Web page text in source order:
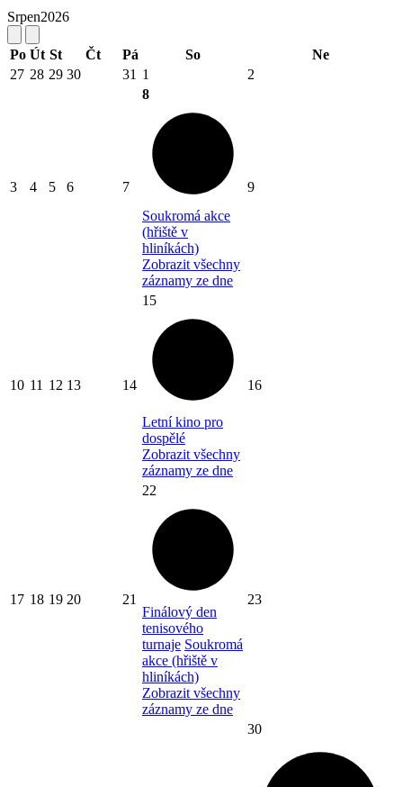
Srpen2026
Po Út St Čt Pá So
Ne
27 28 29 30 31 1 2
3 4 5 6 7
8
Soukromá akce
(hřiště v
hliníkách)
Zobrazit všechny
záznamy ze dne
9
10 11 12 13 14
15
Letní kino pro
dospělé
Zobrazit všechny
záznamy ze dne
16
17 18 19 20 21
22
Finálový den
tenisového
turnaje Soukromá
akce (hřiště v
hliníkách)
Zobrazit všechny
záznamy ze dne
23
30